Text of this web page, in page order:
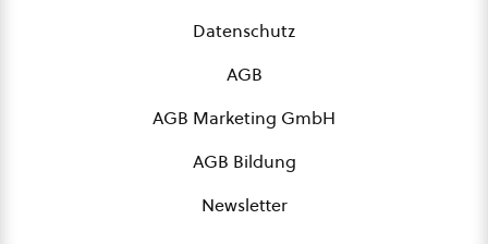
Datenschutz
AGB
AGB Marketing GmbH
AGB Bildung
Newsletter